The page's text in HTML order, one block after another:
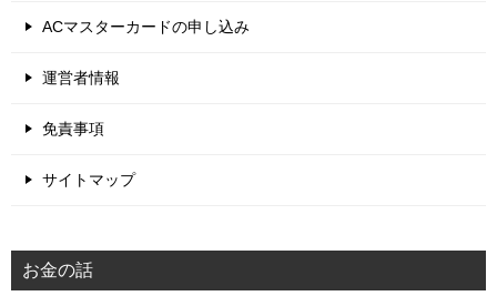
ACマスターカードの申し込み
運営者情報
免責事項
サイトマップ
お金の話